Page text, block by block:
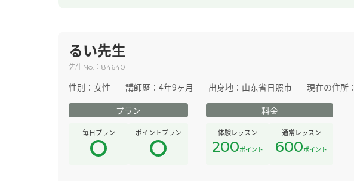
るい先生
先生No. ： 84640
性別： 女性 講師歴： 4年9ヶ月 出身地： 山东省日照市 現在の住所：
プラン
毎日プラン ポイントプラン
料金
体験レッスン
200ポイント
通常レッスン
600ポイント